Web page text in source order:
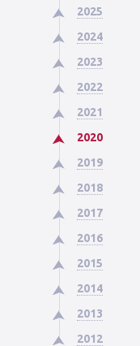
2025
2024
2023
2022
2021
2020
2019
2018
2017
2016
2015
2014
2013
2012